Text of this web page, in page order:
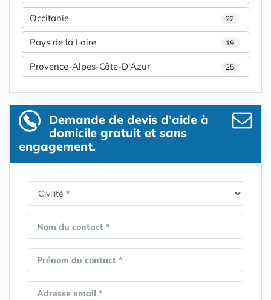
Occitanie 22
Pays de la Loire 19
Provence-Alpes-Côte-D'Azur 25
Demande de devis d’aide à
domicile gratuit et sans
engagement.
Nom du contact *
Prénom du contact *
Adresse email *